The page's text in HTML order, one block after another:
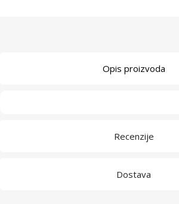
Opis proizvoda
Recenzije
Dostava